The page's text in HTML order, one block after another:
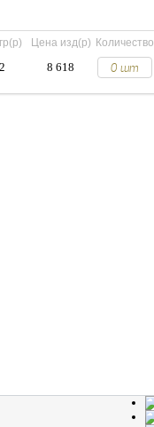
Цена изд(р) Количество
8 618